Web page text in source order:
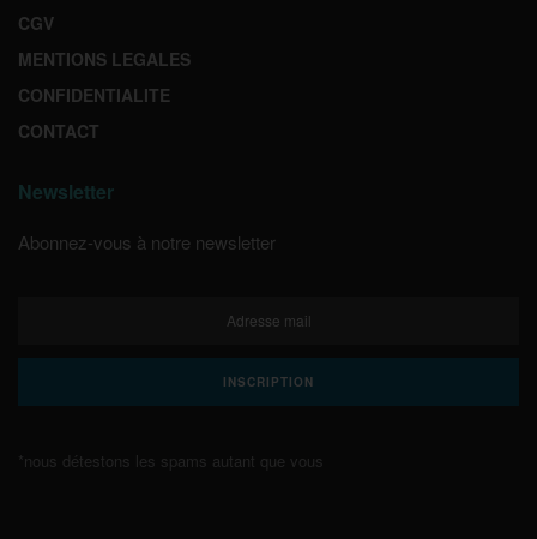
CGV
MENTIONS LEGALES
CONFIDENTIALITE
CONTACT
Newsletter
Abonnez-vous à notre newsletter
*nous détestons les spams autant que vous